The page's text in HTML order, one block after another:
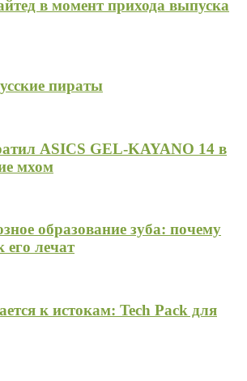
в момент прихода выпуска
пираты
ASICS GEL-KAYANO 14 в
мхом
образование зуба: почему
его лечат
к истокам: Tech Pack для